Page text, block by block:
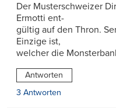
Der Musterschweizer
Ermotti ent-
gültig auf den Thron.
Einzige ist,
welcher die
Antworten
3 Antworten